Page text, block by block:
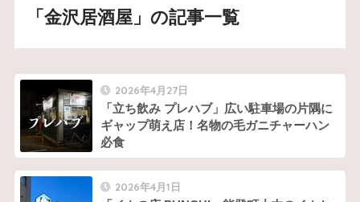
「金沢居酒屋」の記事一覧
2026年4月27日
「立ち飲み プレハブ」広い駐車場の片隅に
ギャップ萌え店！名物の毛ガニチャーハン
必食
2026年4月1日